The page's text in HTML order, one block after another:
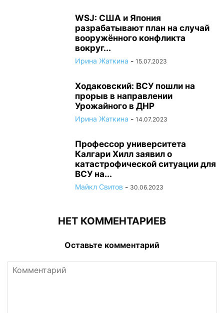
WSJ: США и Япония
разрабатывают план на случай
вооружённого конфликта
вокруг...
Ирина Жаткина - 15.07.2023
Ходаковский: ВСУ пошли на
прорыв в направлении
Урожайного в ДНР
Ирина Жаткина - 14.07.2023
Профессор университета
Калгари Хилл заявил о
катастрофической ситуации для
ВСУ на...
Майкл Свитов - 30.06.2023
НЕТ КОММЕНТАРИЕВ
Оставьте комментарий